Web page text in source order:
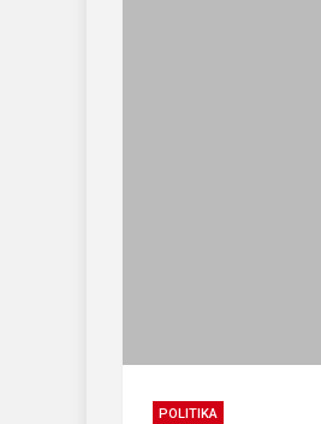
POLITIKA